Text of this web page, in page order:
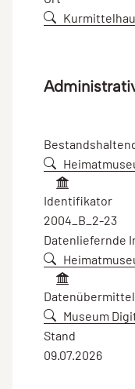
Identifikator
2004_B_2-23
Datenliefernde
Museum
Stand
09.07.2026